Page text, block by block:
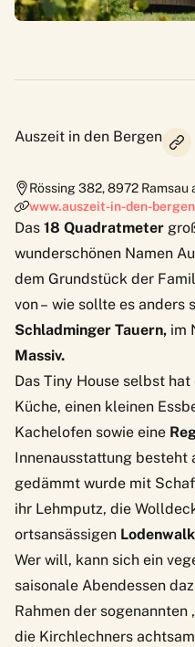
Auszeit in den Bergen
Rössing 382,8972 Ramsau
www.auszeit-in-den-
Das 18 Quadratmeter
wunderschönen Namen
dem Grundstück der
von – wie sollte es anders
Schladminger Tauern, im
Massiv.
Das Tiny House selbst
Küche, einen kleinen
Kachelofen sowie eine
Innenausstattung besteht
gedämmt wurde mit
ihr Lehmputz, die
ortsansässigen
Wer will, kann sich ein
saisonale Abendessen
Rahmen der sogenannten
die Kirchlechners